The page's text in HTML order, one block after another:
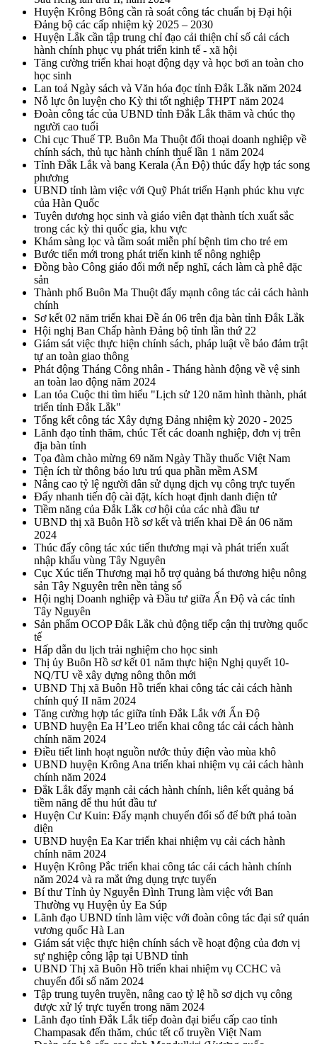
Huyện Krông Bông cần rà soát công tác chuẩn bị Đại hội
Đảng bộ các cấp nhiệm kỳ 2025 – 2030
Huyện Lắk cần tập trung chỉ đạo cải thiện chỉ số cải cách
hành chính phục vụ phát triển kinh tế - xã hội
Tăng cường triển khai hoạt động dạy và học bơi an toàn cho
học sinh
Lan toả Ngày sách và Văn hóa đọc tỉnh Đắk Lắk năm 2024
Nỗ lực ôn luyện cho Kỳ thi tốt nghiệp THPT năm 2024
Đoàn công tác của UBND tỉnh Đắk Lắk thăm và chúc thọ
người cao tuổi
Chi cục Thuế TP. Buôn Ma Thuột đối thoại doanh nghiệp về
chính sách, thủ tục hành chính thuế lần 1 năm 2024
Tỉnh Đắk Lắk và bang Kerala (Ấn Độ) thúc đẩy hợp tác song
phương
UBND tỉnh làm việc với Quỹ Phát triển Hạnh phúc khu vực
của Hàn Quốc
Tuyên dương học sinh và giáo viên đạt thành tích xuất sắc
trong các kỳ thi quốc gia, khu vực
Khám sàng lọc và tầm soát miễn phí bệnh tim cho trẻ em
Bước tiến mới trong phát triển kinh tế nông nghiệp
Đồng bào Công giáo đổi mới nếp nghĩ, cách làm cà phê đặc
sản
Thành phố Buôn Ma Thuột đẩy mạnh công tác cải cách hành
chính
Sơ kết 02 năm triển khai Đề án 06 trên địa bàn tỉnh Đắk Lắk
Hội nghị Ban Chấp hành Đảng bộ tỉnh lần thứ 22
Giám sát việc thực hiện chính sách, pháp luật về bảo đảm trật
tự an toàn giao thông
Phát động Tháng Công nhân - Tháng hành động về vệ sinh
an toàn lao động năm 2024
Lan tỏa Cuộc thi tìm hiểu "Lịch sử 120 năm hình thành, phát
triển tỉnh Đắk Lắk"
Tổng kết công tác Xây dựng Đảng nhiệm kỳ 2020 - 2025
Lãnh đạo tỉnh thăm, chúc Tết các doanh nghiệp, đơn vị trên
địa bàn tỉnh
Tọa đàm chào mừng 69 năm Ngày Thầy thuốc Việt Nam
Tiện ích từ thông báo lưu trú qua phần mềm ASM
Nâng cao tỷ lệ người dân sử dụng dịch vụ công trực tuyến
Đẩy nhanh tiến độ cài đặt, kích hoạt định danh điện tử
Tiềm năng của Đắk Lắk cơ hội của các nhà đầu tư
UBND thị xã Buôn Hồ sơ kết và triển khai Đề án 06 năm
2024
Thúc đẩy công tác xúc tiến thương mại và phát triển xuất
nhập khẩu vùng Tây Nguyên
Cục Xúc tiến Thương mại hỗ trợ quảng bá thương hiệu nông
sản Tây Nguyên trên nền tảng số
Hội nghị Doanh nghiệp và Đầu tư giữa Ấn Độ và các tỉnh
Tây Nguyên
Sản phẩm OCOP Đắk Lắk chủ động tiếp cận thị trường quốc
tế
Hấp dẫn du lịch trải nghiệm cho học sinh
Thị ủy Buôn Hồ sơ kết 01 năm thực hiện Nghị quyết 10-
NQ/TU về xây dựng nông thôn mới
UBND Thị xã Buôn Hồ triển khai công tác cải cách hành
chính quý II năm 2024
Tăng cường hợp tác giữa tỉnh Đắk Lắk với Ấn Độ
UBND huyện Ea H’Leo triển khai công tác cải cách hành
chính năm 2024
Điều tiết linh hoạt nguồn nước thủy điện vào mùa khô
UBND huyện Krông Ana triển khai nhiệm vụ cải cách hành
chính năm 2024
Đắk Lắk đẩy mạnh cải cách hành chính, liên kết quảng bá
tiềm năng để thu hút đầu tư
Huyện Cư Kuin: Đẩy mạnh chuyển đổi số để bứt phá toàn
diện
UBND huyện Ea Kar triển khai nhiệm vụ cải cách hành
chính năm 2024
Huyện Krông Pắc triển khai công tác cải cách hành chính
năm 2024 và ra mắt ứng dụng trực tuyến
Bí thư Tỉnh ủy Nguyễn Đình Trung làm việc với Ban
Thường vụ Huyện ủy Ea Súp
Lãnh đạo UBND tỉnh làm việc với đoàn công tác đại sứ quán
vương quốc Hà Lan
Giám sát việc thực hiện chính sách về hoạt động của đơn vị
sự nghiệp công lập tại UBND tỉnh
UBND Thị xã Buôn Hồ triển khai nhiệm vụ CCHC và
chuyển đổi số năm 2024
Tập trung tuyên truyền, nâng cao tỷ lệ hồ sơ dịch vụ công
được xử lý trực tuyến trong năm 2024
Lãnh đạo tỉnh Đắk Lắk tiếp đoàn đại biểu cấp cao tỉnh
Champasak đến thăm, chúc tết cổ truyền Việt Nam